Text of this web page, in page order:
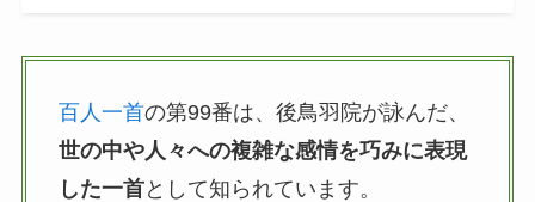
百人一首の第99番は、後鳥羽院が詠んだ、
世の中や人々への複雑な感情を巧みに表現
した一首として知られています。